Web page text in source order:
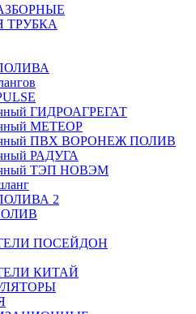
ТРУБКА
ГИДРОАГРЕГАТ
МЕТЕОР
ПВХ ВОРОНЕЖ ПОЛИВ
РАДУГА
ТЭП НОВЭМ
2
ПОСЕЙДОН
КИТАЙ